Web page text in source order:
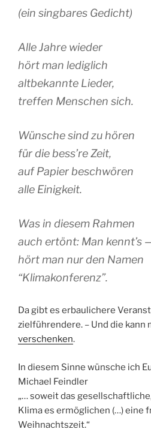
(ein singbares Gedicht)
Alle Jahre wieder
hört man lediglich
altbekannte Lieder,
treffen Menschen sich.
Wünsche sind zu hören
für die bess’re Zeit,
auf Papier beschwören
alle Einigkeit.
Was in diesem Rahmen
auch ertönt: Man kennt’s
hört man nur den Namen
“Klimakonferenz”.
Da gibt es erbaulichere
zielführendere. – Und die kann
verschenken.
In diesem Sinne wünsche ich
Michael Feindler
„… soweit das
Klima es ermöglichen (…) eine
Weihnachtszeit.“